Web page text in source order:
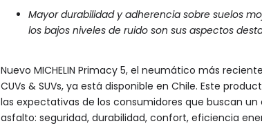
Mayor durabilidad y adherencia sobre suelos
los bajos niveles de ruido son sus aspectos
Nuevo MICHELIN Primacy 5, el neumático más
CUVs & SUVs, ya está disponible en Chile. Este
las expectativas de los consumidores que buscan
asfalto: seguridad, durabilidad, confort, eficiencia